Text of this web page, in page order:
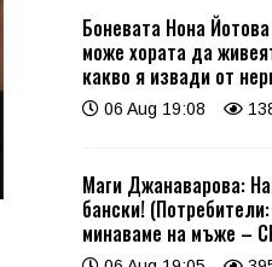
Боневата Нона
може хората да
какво я извади от
06 Aug 19:08
Маги Джанаварова:
бански!
минаваме на мъже –